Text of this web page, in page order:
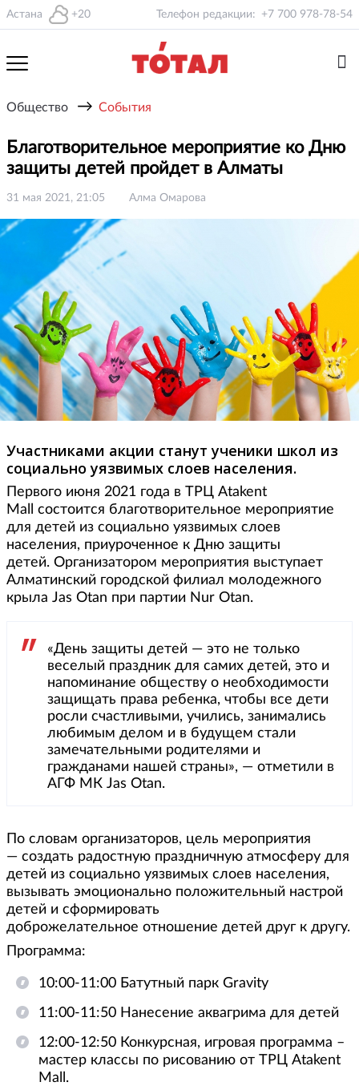
Астана +20 Телефон редакции: +7 700 978-78-54
Общество → События
Благотворительное мероприятие ко Дню
защиты детей пройдет в Алматы
31 мая 2021, 21:05 Алма Омарова
Участниками акции станут ученики школ из
социально уязвимых слоев населения.
Первого июня 2021 года в ТРЦ Atakent
Mall состоится благотворительное мероприятие
для детей из социально уязвимых слоев
населения, приуроченное к Дню защиты
детей. Организатором мероприятия выступает
Алматинский городской филиал молодежного
крыла Jas Otan при партии Nur Otan.
«День защиты детей — это не только
веселый праздник для самих детей, это и
напоминание обществу о необходимости
защищать права ребенка, чтобы все дети
росли счастливыми, учились, занимались
любимым делом и в будущем стали
замечательными родителями и
гражданами нашей страны», — отметили в
АГФ МК Jas Otan.
По словам организаторов, цель мероприятия
— создать радостную праздничную атмосферу для
детей из социально уязвимых слоев населения,
вызывать эмоционально положительный настрой
детей и сформировать
доброжелательное отношение детей друг к другу.
Программа:
10:00-11:00 Батутный парк Gravity
11:00-11:50 Нанесение аквагрима для детей
12:00-12:50 Конкурсная, игровая программа –
мастер классы по рисованию от ТРЦ Atakent
Mall.